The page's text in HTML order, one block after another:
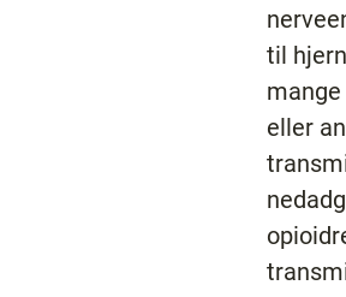
til
eller